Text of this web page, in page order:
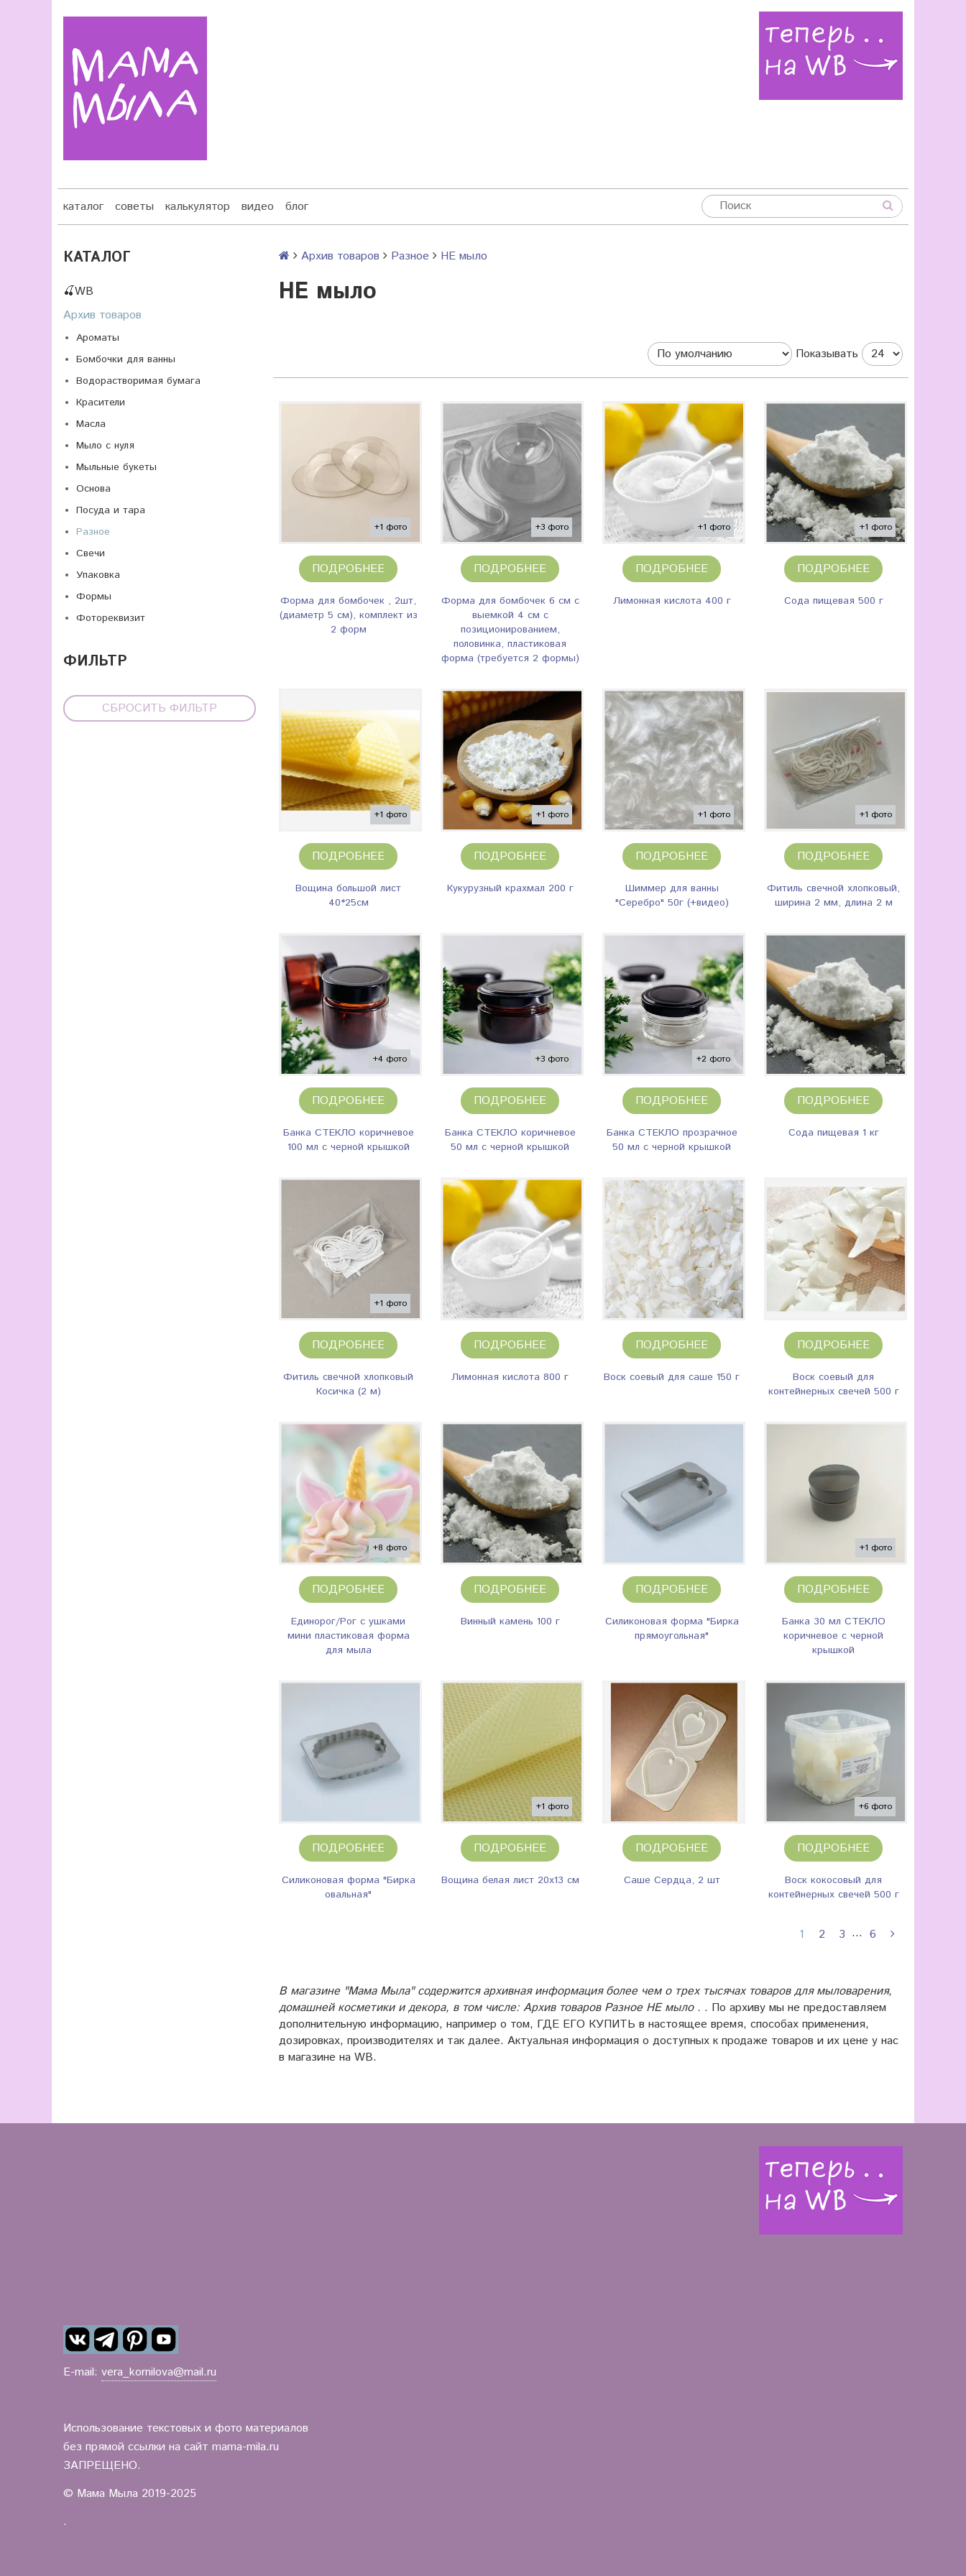
каталог советы калькулятор видео блог
КАТАЛОГ
🍒WB
Архив товаров
Ароматы
Бомбочки для ванны
Водорастворимая бумага
Красители
Масла
Мыло с нуля
Мыльные букеты
Основа
Посуда и тара
Разное
Свечи
Упаковка
Формы
Фотореквизит
ФИЛЬТР
СБРОСИТЬ ФИЛЬТР
Архив товаров Разное НЕ мыло
НЕ мыло
Показывать
+1 фото
ПОДРОБНЕЕ
Форма для бомбочек , 2шт,
(диаметр 5 см), комплект из
2 форм
+3 фото
ПОДРОБНЕЕ
Форма для бомбочек 6 см с
выемкой 4 см с
позиционированием,
половинка, пластиковая
форма (требуется 2 формы)
+1 фото
ПОДРОБНЕЕ
Лимонная кислота 400 г
+1 фото
ПОДРОБНЕЕ
Сода пищевая 500 г
+1 фото
ПОДРОБНЕЕ
Вощина большой лист
40*25см
+1 фото
ПОДРОБНЕЕ
Кукурузный крахмал 200 г
+1 фото
ПОДРОБНЕЕ
Шиммер для ванны
"Серебро" 50г (+видео)
+1 фото
ПОДРОБНЕЕ
Фитиль свечной хлопковый,
ширина 2 мм, длина 2 м
+4 фото
ПОДРОБНЕЕ
Банка СТЕКЛО коричневое
100 мл с черной крышкой
+3 фото
ПОДРОБНЕЕ
Банка СТЕКЛО коричневое
50 мл с черной крышкой
+2 фото
ПОДРОБНЕЕ
Банка СТЕКЛО прозрачное
50 мл с черной крышкой
ПОДРОБНЕЕ
Сода пищевая 1 кг
+1 фото
ПОДРОБНЕЕ
Фитиль свечной хлопковый
Косичка (2 м)
ПОДРОБНЕЕ
Лимонная кислота 800 г
ПОДРОБНЕЕ
Воск соевый для саше 150 г
ПОДРОБНЕЕ
Воск соевый для
контейнерных свечей 500 г
+8 фото
ПОДРОБНЕЕ
Единорог/Рог с ушками
мини пластиковая форма
для мыла
ПОДРОБНЕЕ
Винный камень 100 г
ПОДРОБНЕЕ
Силиконовая форма "Бирка
прямоугольная"
+1 фото
ПОДРОБНЕЕ
Банка 30 мл СТЕКЛО
коричневое с черной
крышкой
ПОДРОБНЕЕ
Силиконовая форма "Бирка
овальная"
+1 фото
ПОДРОБНЕЕ
Вощина белая лист 20х13 см
ПОДРОБНЕЕ
Саше Сердца, 2 шт
+6 фото
ПОДРОБНЕЕ
Воск кокосовый для
контейнерных свечей 500 г
1 2 3 … 6
В магазине "Мама Мыла" содержится архивная информация более чем о трех тысячах товаров для мыловарения,
домашней косметики и декора, в том числе: Архив товаров Разное НЕ мыло . . По архиву мы не предоставляем
дополнительную информацию, например о том, ГДЕ ЕГО КУПИТЬ в настоящее время, способах применения,
дозировках, производителях и так далее. Актуальная информация о доступных к продаже товаров и их цене у нас
в магазине на WB.
E-mail: vera_kornilova@mail.ru
Использование текстовых и фото материалов
без прямой ссылки на сайт mama-mila.ru
ЗАПРЕЩЕНО.
© Мама Мыла 2019-2025
.